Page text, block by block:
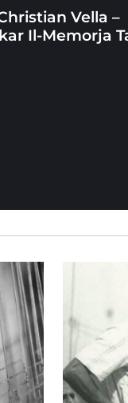
Vella –
Il-Memorja